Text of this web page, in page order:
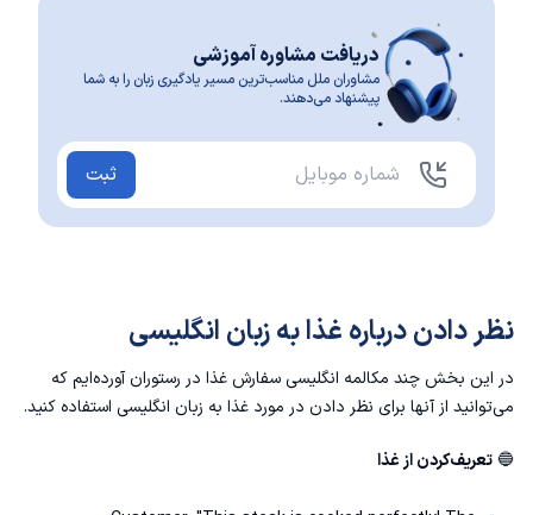
دریافت مشاوره آموزشی
مشاوران ملل مناسب‌ترین مسیر یادگیری زبان را به شما
پیشنهاد می‌دهند.
ثبت
نظر دادن درباره غذا به زبان انگلیسی
در این بخش چند مکالمه انگلیسی سفارش غذا در رستوران آورده‌ایم که
می‌توانید از آنها برای نظر دادن در مورد غذا به زبان انگلیسی استفاده کنید.
🔵تعریف‌کردن از غذا